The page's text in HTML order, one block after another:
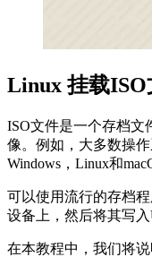
Linux 挂载ISO
ISO文件是一个存档文
像。例如，大多数操
Windows，Linux和
可以使用流行的存档
设备上，然后将其写
在本教程中，我们将说